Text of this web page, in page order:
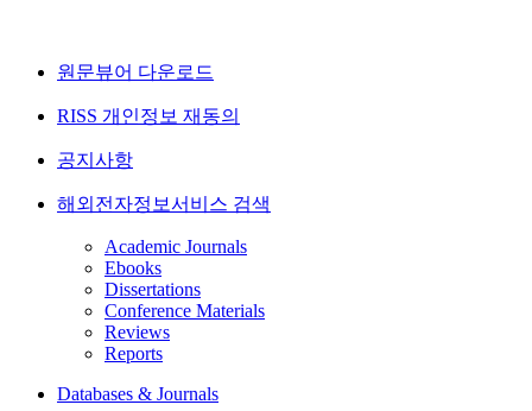
원문뷰어 다운로드
RISS 개인정보 재동의
공지사항
해외전자정보서비스 검색
Academic Journals
Ebooks
Dissertations
Conference Materials
Reviews
Reports
Databases & Journals